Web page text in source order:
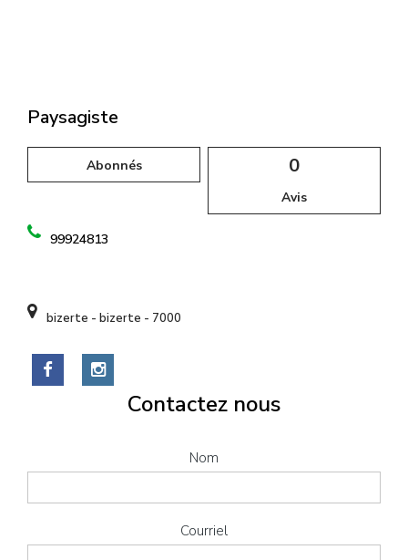
Paysagiste
Abonnés 0
Avis
99924813
bizerte - bizerte - 7000
Contactez nous
Nom
Courriel